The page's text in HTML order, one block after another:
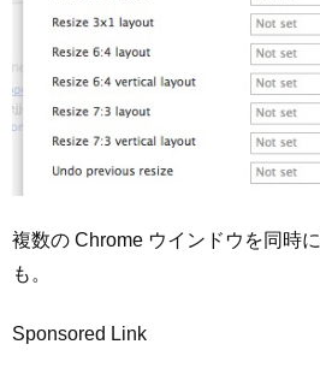
複数の Chrome ウインドウを同時
も。
Sponsored Link